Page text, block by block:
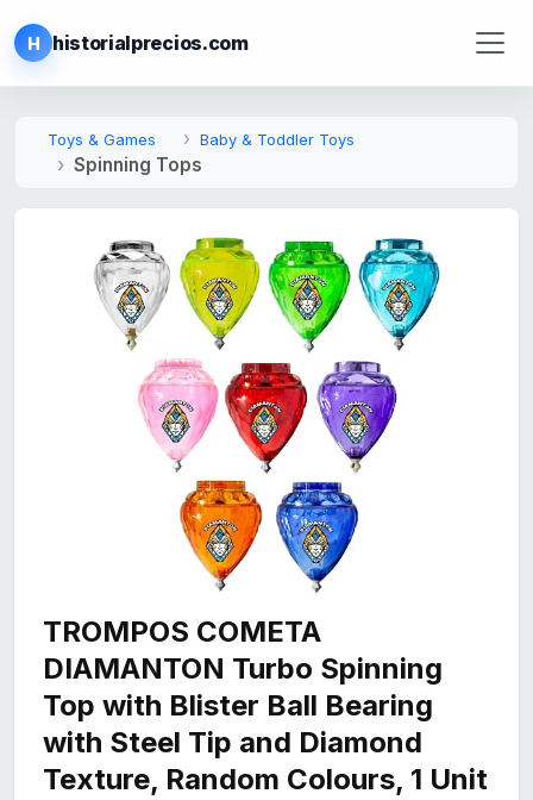
H historialprecios.com
Toys & Games Baby & Toddler Toys
Spinning Tops
TROMPOS COMETA
DIAMANTON Turbo Spinning
Top with Blister Ball Bearing
with Steel Tip and Diamond
Texture, Random Colours, 1 Unit